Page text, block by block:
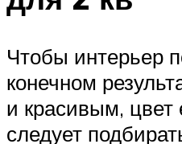
Чтобы интерьер
конечном
и красивым,
следует